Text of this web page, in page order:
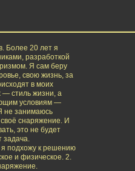
Более 20 лет я
разработкой
Я сам беру
свою жизнь, за
в моих
— стиль жизни, а
условиям —
не занимаюсь
снаряжение. И
это не будет
задача.
подхожу к решению
и физическое. 2.